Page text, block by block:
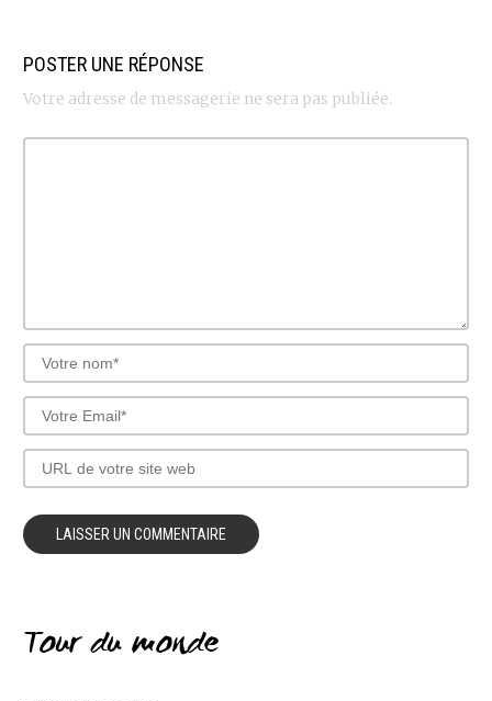
POSTER UNE RÉPONSE
Votre adresse de messagerie ne sera pas publiée.
Tour du monde